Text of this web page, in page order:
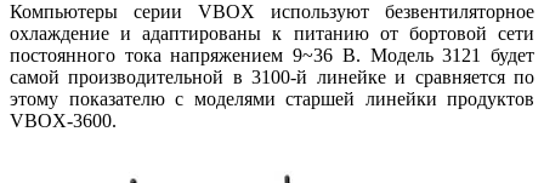
Компьютеры серии VBOX используют безвентиляторное
охлаждение и адаптированы к питанию от бортовой сети
постоянного тока напряжением 9~36 В. Модель 3121 будет
самой производительной в 3100‑й линейке и сравняется по
этому показателю с моделями старшей линейки продуктов
VBOX‑3600.